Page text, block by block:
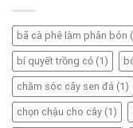
bã cà phê làm phân bón
bí quyết trồng cỏ (1)
chăm sóc cây sen đá (1)
chọn chậu cho cây (1)